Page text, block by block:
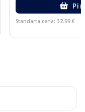
Standarta cena: 32.99 €